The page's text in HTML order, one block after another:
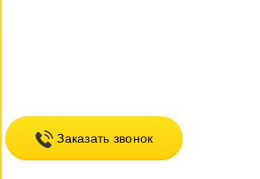
Заказать звонок